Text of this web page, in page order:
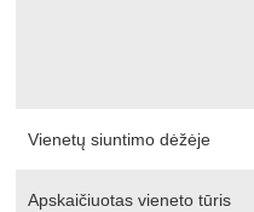
Vienetų siuntimo dėžėje
Apskaičiuotas vieneto tūris